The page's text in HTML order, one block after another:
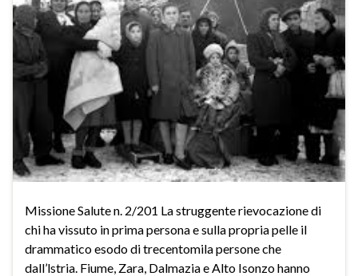
Missione Salute n. 2/201 La struggente rievocazione di
chi ha vissuto in prima persona e sulla propria pelle il
drammatico esodo di trecentomila persone che
dall’lstria. Fiume, Zara, Dalmazia e Alto Isonzo hanno